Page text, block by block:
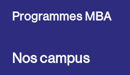
Programmes MBA
Nos campus